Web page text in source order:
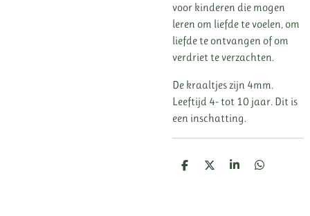
voor kinderen die mogen
leren om liefde te voelen, om
liefde te ontvangen of om
verdriet te verzachten.
De kraaltjes zijn 4mm.
Leeftijd 4- tot 10 jaar. Dit is
een inschatting.
D
D
S
D